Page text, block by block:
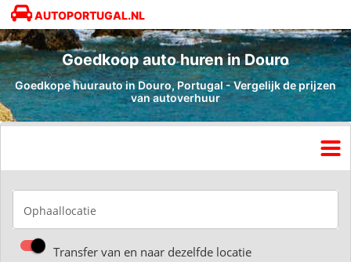
AUTOPORTUGAL.NL
Goedkoop auto huren in Douro
Goedkope huurauto in Douro, Portugal - Vergelijk de prijzen
van autoverhuur
Ophaallocatie
Transfer van en naar dezelfde locatie